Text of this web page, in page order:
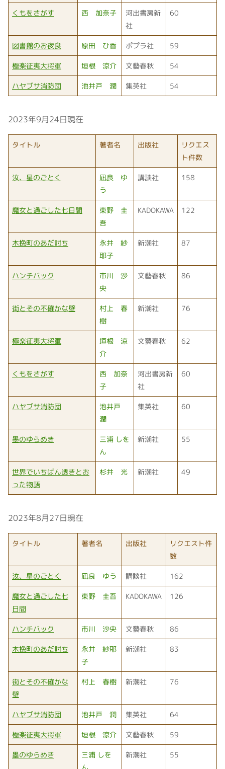
くもをさがす 西 加奈子
河出書房新
社
60
図書館のお夜食 原田 ひ香 ポプラ社 59
極楽征夷大将軍 垣根 涼介 文藝春秋 54
ハヤブサ消防団 池井戸 潤 集英社 54
2023年9月24日現在
タイトル 著者名 出版社
リクエス
ト件数
汝、星のごとく
凪良 ゆ
う
講談社 158
魔女と過ごした七日間
東野 圭
吾
KADOKAWA 122
木挽町のあだ討ち
永井 紗
耶子
新潮社 87
ハンチバック
市川 沙
央
文藝春秋 86
街とその不確かな壁
村上 春
樹
新潮社 76
極楽征夷大将軍
垣根 涼
介
文藝春秋 62
くもをさがす
西 加奈
子
河出書房新
社
60
ハヤブサ消防団
池井戸
潤
集英社 60
墨のゆらめき
三浦 しを
ん
新潮社 55
世界でいちばん透きとお
った物語
杉井 光 新潮社 49
2023年8月27日現在
タイトル 著者名 出版社
リクエスト件
数
汝、星のごとく 凪良 ゆう 講談社 162
魔女と過ごした七
日間
東野 圭吾 KADOKAWA 126
ハンチバック 市川 沙央 文藝春秋 86
木挽町のあだ討ち
永井 紗耶
子
新潮社 83
街とその不確かな
壁
村上 春樹 新潮社 76
ハヤブサ消防団 池井戸 潤 集英社 64
極楽征夷大将軍 垣根 涼介 文藝春秋 59
墨のゆらめき
三浦 しを
新潮社 55